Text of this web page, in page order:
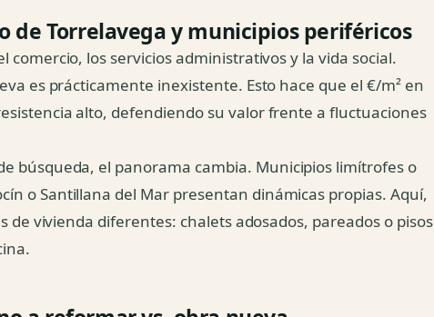
de Torrelavega y municipios periféricos
comercio, los servicios administrativos y la vida social.
es prácticamente inexistente. Esto hace que el €/m² en
alto, defendiendo su valor frente a fluctuaciones
búsqueda, el panorama cambia. Municipios limítrofes o
o Santillana del Mar presentan dinámicas propias. Aquí,
de vivienda diferentes: chalets adosados, pareados o pisos